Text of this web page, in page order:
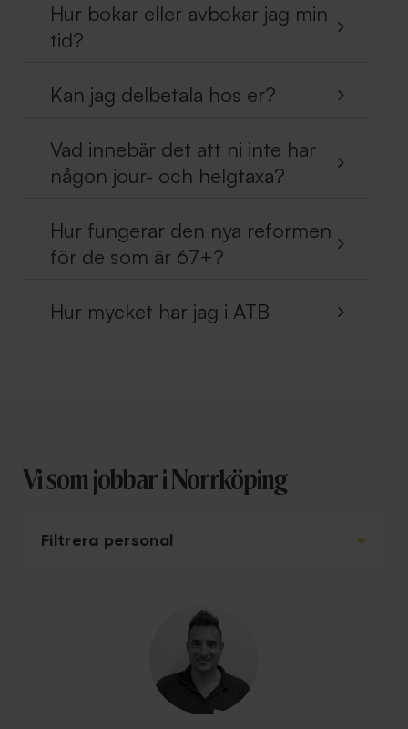
Hur bokar eller avbokar jag min
tid?
Kan jag delbetala hos er?
Vad innebär det att ni inte har
någon jour- och helgtaxa?
Hur fungerar den nya reformen
för de som är 67+?
Hur mycket har jag i ATB
Vi som jobbar i Norrköping
Filtrera personal